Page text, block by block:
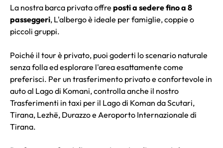
La nostra barca privata offre posti a sedere fino a 8
passeggeri, L'albergo è ideale per famiglie, coppie o
piccoli gruppi.
Poiché il tour è privato, puoi goderti lo scenario naturale
senza folla ed esplorare l'area esattamente come
preferisci. Per un trasferimento privato e confortevole in
auto al Lago di Komani, controlla anche il nostro
Trasferimenti in taxi per il Lago di Koman da Scutari,
Tirana, Lezhë, Durazzo e Aeroporto Internazionale di
Tirana.